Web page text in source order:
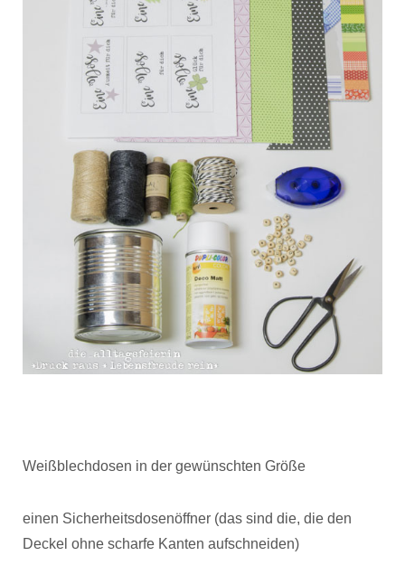
Weißblechdosen in der gewünschten Größe
einen Sicherheitsdosenöffner (das sind die, die den
Deckel ohne scharfe Kanten aufschneiden)